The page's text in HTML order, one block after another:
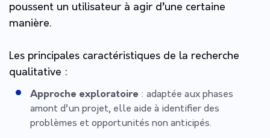
poussent un utilisateur à agir d’une certaine
manière.
Les principales caractéristiques de la recherche
qualitative :
Approche exploratoire : adaptée aux phases
amont d’un projet, elle aide à identifier des
problèmes et opportunités non anticipés.